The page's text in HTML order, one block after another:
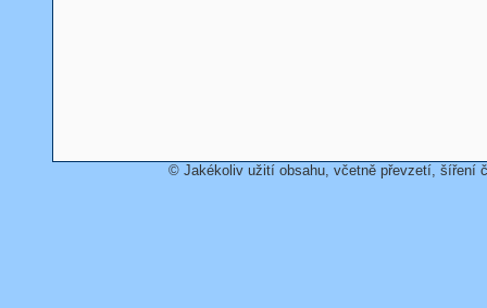
© Jakékoliv užití obsahu, včetně převzetí, šíření